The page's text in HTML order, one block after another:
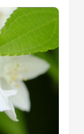
貸館について
小学校プログラム
ブログ
イバシーポリシー